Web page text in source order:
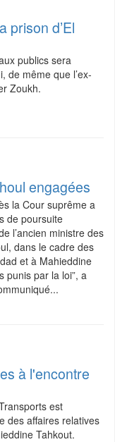
prison d’El
publics sera
de même que l’ex-
Zoukh.
engagées
la Cour suprême a
de poursuite
l’ancien ministre des
dans le cadre des
et à Mahieddine
punis par la loi”, a
à l'encontre
est
des affaires relatives
Tahkout.